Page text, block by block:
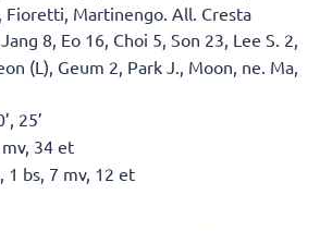
Martinengo. All. Cresta
Jang 8, Eo 16, Choi 5, Son 23, Lee S. 2,
(L), Geum 2, Park J., Moon, ne. Ma,
25’
34 et
1 bs, 7 mv, 12 et